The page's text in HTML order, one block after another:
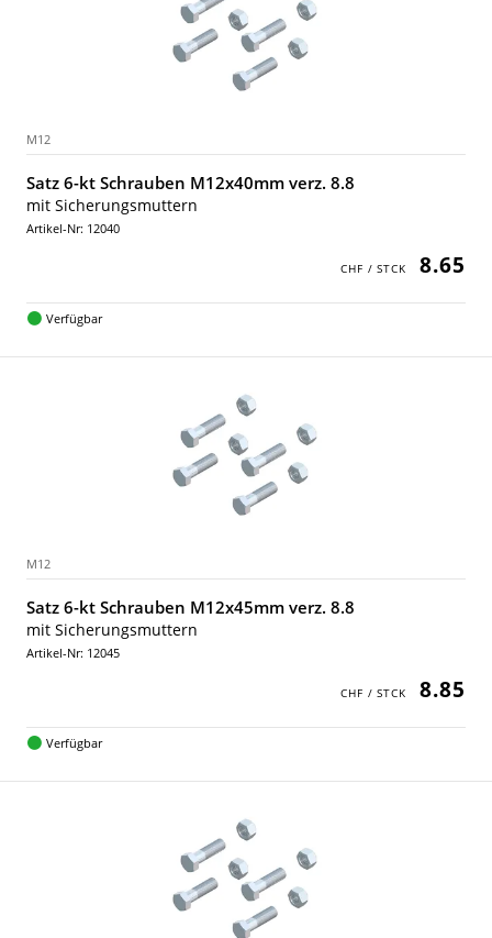
M12
Satz 6-kt Schrauben M12x40mm verz. 8.8
mit Sicherungsmuttern
Artikel-Nr: 12040
8.65
Verfügbar
M12
Satz 6-kt Schrauben M12x45mm verz. 8.8
mit Sicherungsmuttern
Artikel-Nr: 12045
8.85
Verfügbar